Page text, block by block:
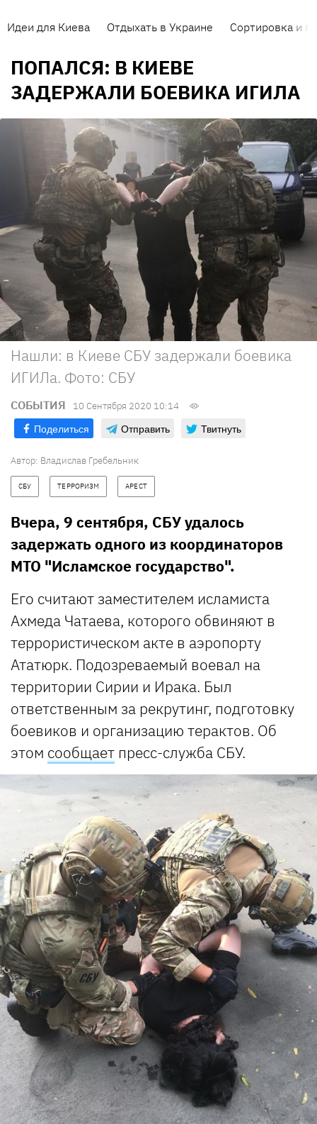
Идеи для Киева Отдыхать в Украине Сортировка и
ПОПАЛСЯ: В КИЕВЕ
ЗАДЕРЖАЛИ БОЕВИКА ИГИЛА
Нашли: в Киеве СБУ задержали боевика
ИГИЛа. Фото: СБУ
СОБЫТИЯ 10 Сентября 2020 10:14
Поделиться Отправить Твитнуть
Автор: Владислав Гребельник
СБУ ТЕРРОРИЗМ АРЕСТ
Вчера, 9 сентября, СБУ удалось
задержать одного из координаторов
МТО "Исламское государство".
Его считают заместителем исламиста
Ахмеда Чатаева, которого обвиняют в
террористическом акте в аэропорту
Ататюрк. Подозреваемый воевал на
территории Сирии и Ирака. Был
ответственным за рекрутинг, подготовку
боевиков и организацию терактов. Об
этом сообщает пресс-служба СБУ.